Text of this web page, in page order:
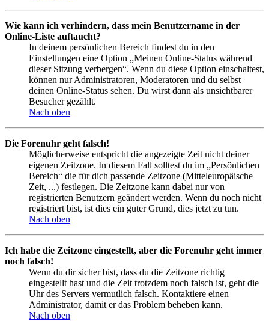
Wie kann ich verhindern, dass mein Benutzername in der
Online-Liste auftaucht?
In deinem persönlichen Bereich findest du in den
Einstellungen eine Option „Meinen Online-Status während
dieser Sitzung verbergen“. Wenn du diese Option einschaltest,
können nur Administratoren, Moderatoren und du selbst
deinen Online-Status sehen. Du wirst dann als unsichtbarer
Besucher gezählt.
Nach oben
Die Forenuhr geht falsch!
Möglicherweise entspricht die angezeigte Zeit nicht deiner
eigenen Zeitzone. In diesem Fall solltest du im „Persönlichen
Bereich“ die für dich passende Zeitzone (Mitteleuropäische
Zeit, ...) festlegen. Die Zeitzone kann dabei nur von
registrierten Benutzern geändert werden. Wenn du noch nicht
registriert bist, ist dies ein guter Grund, dies jetzt zu tun.
Nach oben
Ich habe die Zeitzone eingestellt, aber die Forenuhr geht immer
noch falsch!
Wenn du dir sicher bist, dass du die Zeitzone richtig
eingestellt hast und die Zeit trotzdem noch falsch ist, geht die
Uhr des Servers vermutlich falsch. Kontaktiere einen
Administrator, damit er das Problem beheben kann.
Nach oben